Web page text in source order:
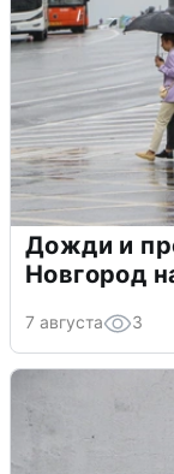
Дожди и
Новгород
7 августа 3